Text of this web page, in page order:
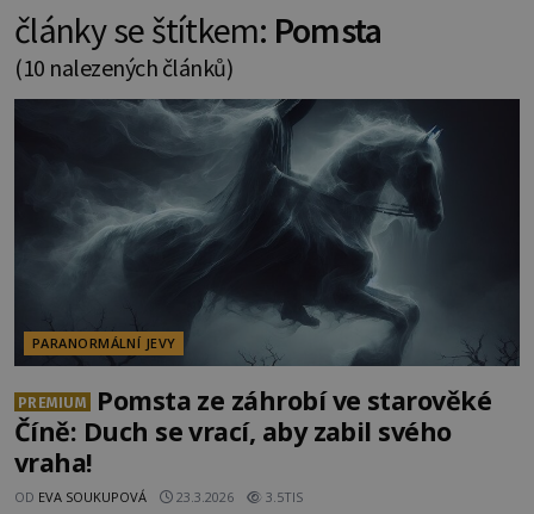
články se štítkem: Pomsta
(10 nalezených článků)
PARANORMÁLNÍ JEVY
PREMIUM
Pomsta ze záhrobí ve starověké
Číně: Duch se vrací, aby zabil svého
vraha!
OD EVA SOUKUPOVÁ 23.3.2026 3.5TIS